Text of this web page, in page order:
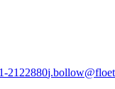
2122880